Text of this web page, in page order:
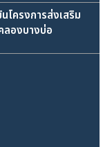
โครงการส่งเสริม
ลองบางบ่อ